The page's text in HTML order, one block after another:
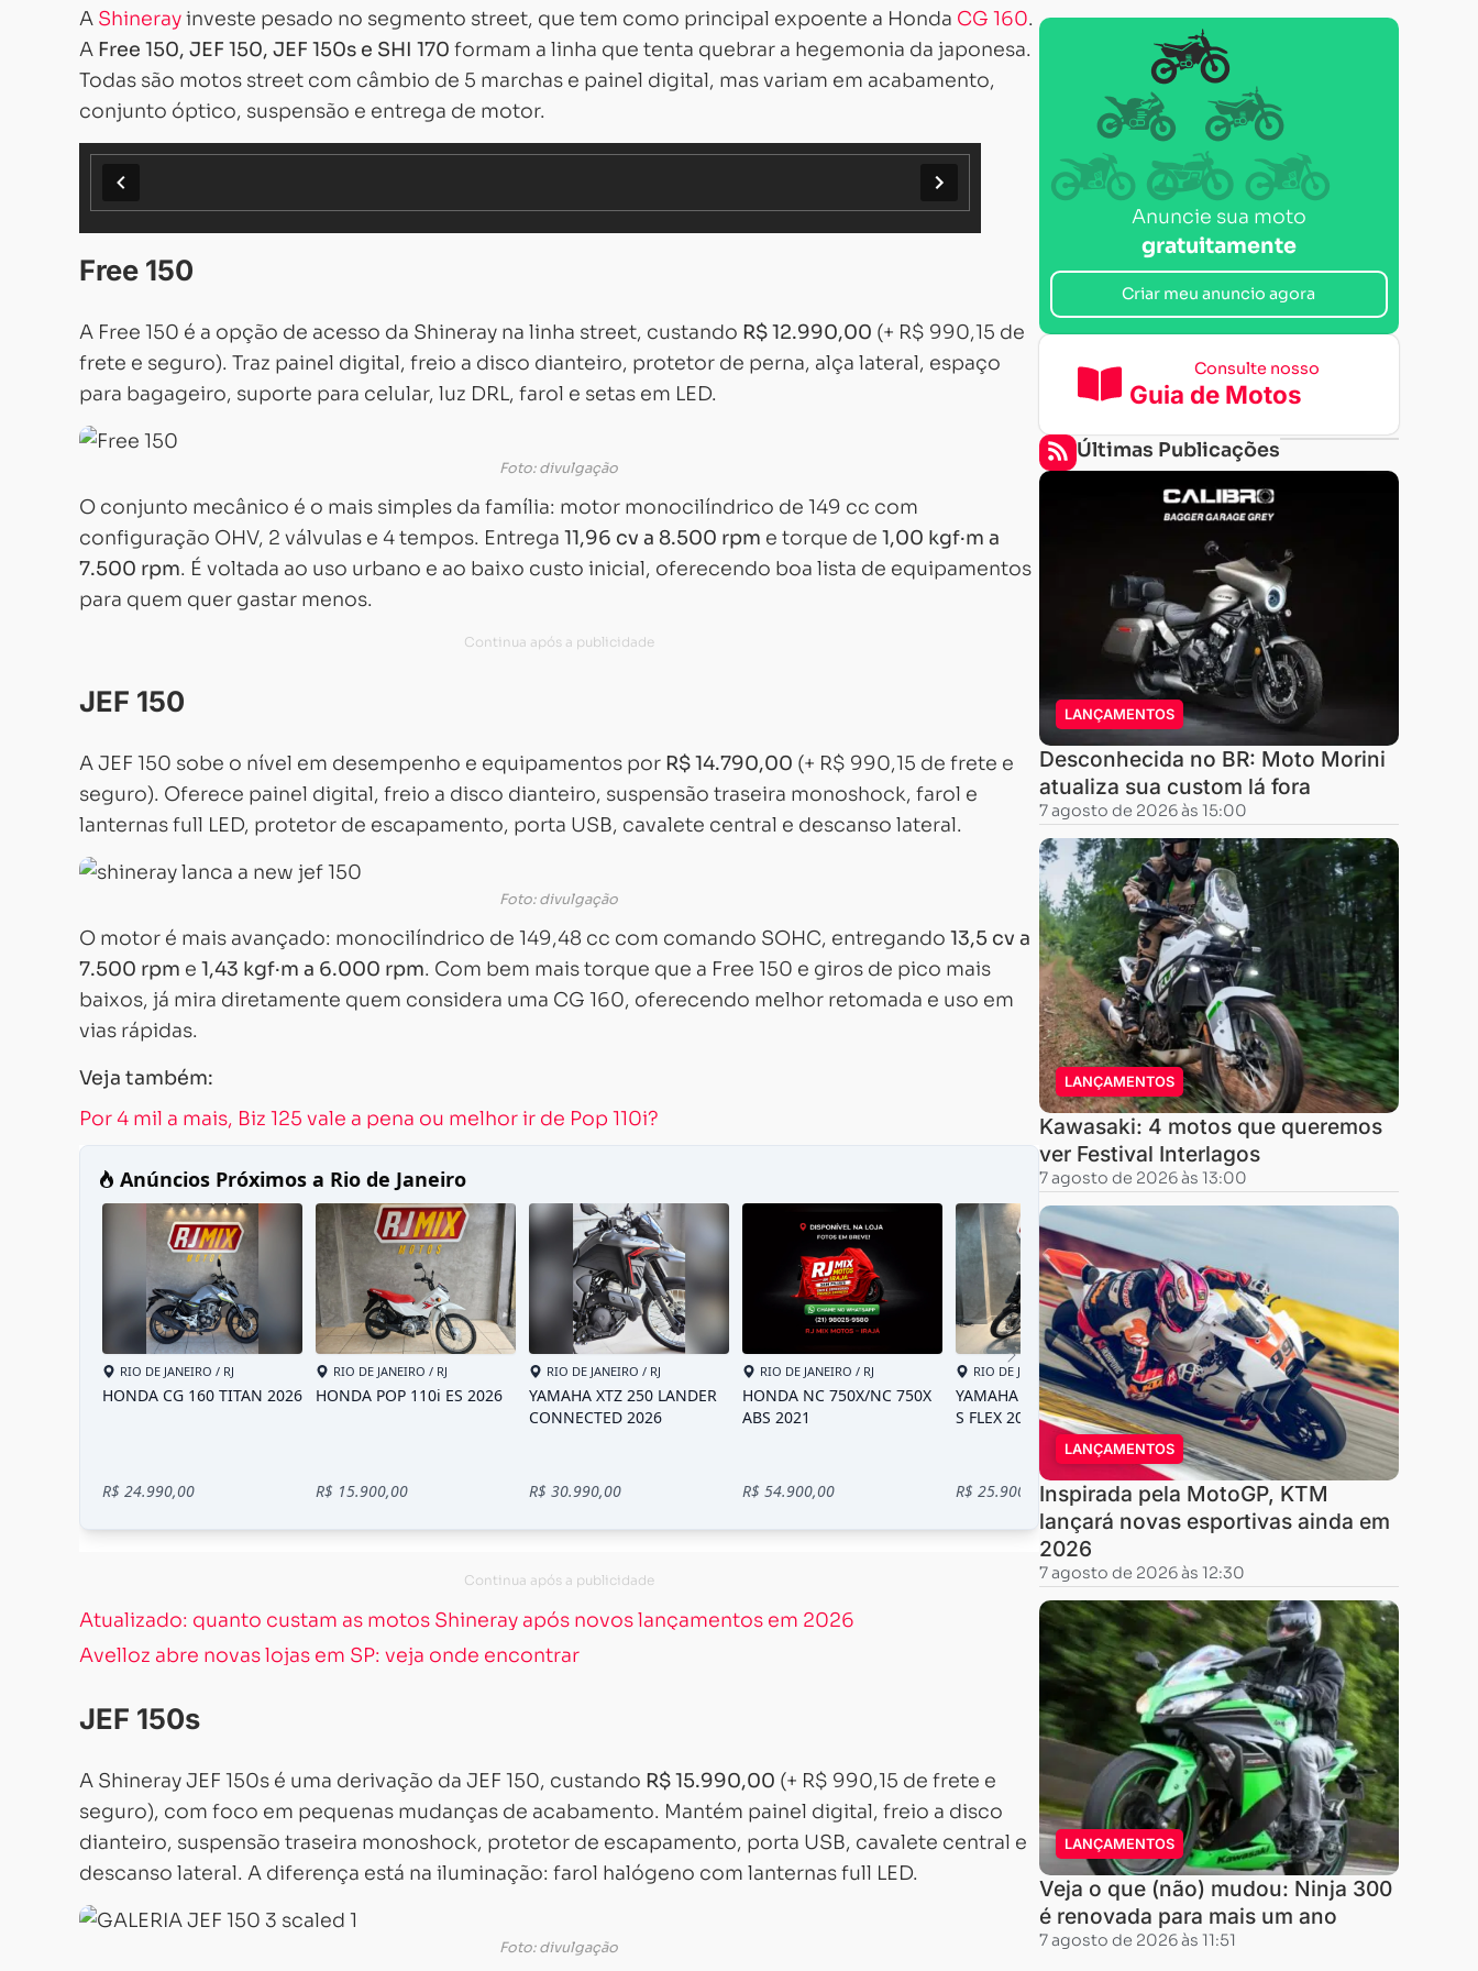
A Shinerayinveste pesado no segmento street, que tem como principal expoente a Honda CG 160.
A Free 150, JEF 150, JEF 150s e SHI 170 formam a linha que tenta quebrar a hegemonia da japonesa.
Todas são motos street com câmbio de 5 marchas e painel digital, mas variam em acabamento,
conjunto óptico, suspensão e entrega de motor.
Free 150
A Free 150 é a opção de acesso da Shineray na linha street, custando R$ 12.990,00 (+ R$ 990,15 de
frete e seguro). Traz painel digital, freio a disco dianteiro, protetor de perna, alça lateral, espaço
para bagageiro, suporte para celular, luz DRL, farol e setas em LED.
Foto: divulgação
O conjunto mecânico é o mais simples da família: motor monocilíndrico de 149 cc com
configuração OHV, 2 válvulas e 4 tempos. Entrega 11,96 cv a 8.500 rpm e torque de 1,00 kgf·m a
7.500 rpm. É voltada ao uso urbano e ao baixo custo inicial, oferecendo boa lista de equipamentos
para quem quer gastar menos.
JEF 150
A JEF 150 sobe o nível em desempenho e equipamentos por R$ 14.790,00 (+ R$ 990,15 de frete e
seguro). Oferece painel digital, freio a disco dianteiro, suspensão traseira monoshock, farol e
lanternas full LED, protetor de escapamento, porta USB, cavalete central e descanso lateral.
Foto: divulgação
O motor é mais avançado: monocilíndrico de 149,48 cc com comando SOHC, entregando 13,5 cv a
7.500 rpm e 1,43 kgf·m a 6.000 rpm. Com bem mais torque que a Free 150 e giros de pico mais
baixos, já mira diretamente quem considera uma CG 160, oferecendo melhor retomada e uso em
vias rápidas.
Veja também:
Por 4 mil a mais, Biz 125 vale a pena ou melhor ir de Pop 110i?
Atualizado: quanto custam as motos Shineray após novos lançamentos em 2026
Avelloz abre novas lojas em SP: veja onde encontrar
JEF 150s
A Shineray JEF 150s é uma derivação da JEF 150, custando R$ 15.990,00 (+ R$ 990,15 de frete e
seguro), com foco em pequenas mudanças de acabamento. Mantém painel digital, freio a disco
dianteiro, suspensão traseira monoshock, protetor de escapamento, porta USB, cavalete central e
descanso lateral. A diferença está na iluminação: farol halógeno com lanternas full LED.
Foto: divulgação
Anuncie sua moto
gratuitamente
Criar meu anuncio agora
Consulte nosso
Guia de Motos
Últimas Publicações
LANÇAMENTOS
Desconhecida no BR: Moto Morini
atualiza sua custom lá fora
7 agosto de 2026 às 15:00
LANÇAMENTOS
Kawasaki: 4 motos que queremos
ver Festival Interlagos
7 agosto de 2026 às 13:00
LANÇAMENTOS
Inspirada pela MotoGP, KTM
lançará novas esportivas ainda em
2026
7 agosto de 2026 às 12:30
LANÇAMENTOS
Veja o que (não) mudou: Ninja 300
é renovada para mais um ano
7 agosto de 2026 às 11:51
Carregando...
Carregando...